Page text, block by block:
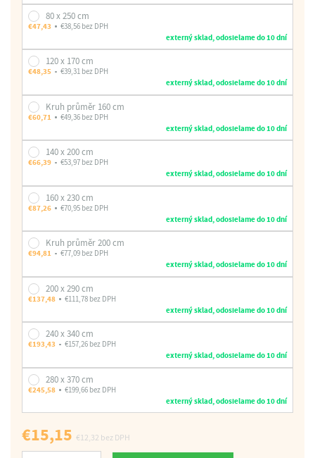
80 x 250 cm
€47,43
€38,56 bez DPH
externý sklad, odosielame do 10 dní
120 x 170 cm
€48,35
€39,31 bez DPH
externý sklad, odosielame do 10 dní
Kruh průměr 160 cm
€60,71
€49,36 bez DPH
externý sklad, odosielame do 10 dní
140 x 200 cm
€66,39
€53,97 bez DPH
externý sklad, odosielame do 10 dní
160 x 230 cm
€87,26
€70,95 bez DPH
externý sklad, odosielame do 10 dní
Kruh průměr 200 cm
€94,81
€77,09 bez DPH
externý sklad, odosielame do 10 dní
200 x 290 cm
€137,48
€111,78 bez DPH
externý sklad, odosielame do 10 dní
240 x 340 cm
€193,43
€157,26 bez DPH
externý sklad, odosielame do 10 dní
280 x 370 cm
€245,58
€199,66 bez DPH
externý sklad, odosielame do 10 dní
€15,15 €12,32 bez DPH